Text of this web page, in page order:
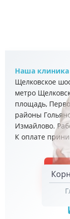
Наша
Щелковское
метро
площадь,
районы
Измайлово.
К оплате